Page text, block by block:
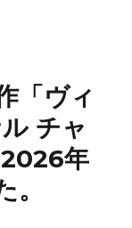
「ヴィ
チャ
年